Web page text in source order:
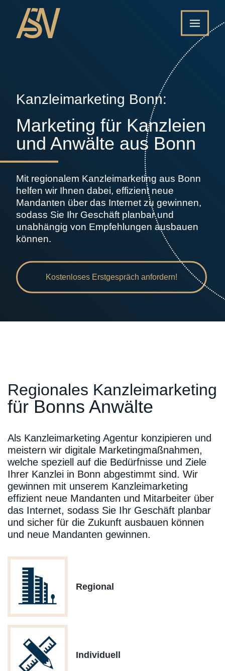
Kanzleimarketing Bonn:
Marketing für Kanzleien
und Anwälte aus Bonn
Mit regionalem Kanzleimarketing aus Bonn
helfen wir Ihnen dabei, effizient neue
Mandanten über das Internet zu gewinnen,
sodass Sie Ihr Geschäft planbar und
unabhängig von Empfehlungen ausbauen
können.
Kostenloses Erstgespräch anfordern!
Regionales Kanzleimarketing
für Bonns Anwälte
Als Kanzleimarketing Agentur konzipieren und
meistern wir digitale Marketingmaßnahmen,
welche speziell auf die Bedürfnisse und Ziele
Ihrer Kanzlei in Bonn abgestimmt sind. Wir
gewinnen mit unserem Kanzleimarketing
effizient neue Mandanten und Mitarbeiter über
das Internet, sodass Sie Ihr Geschäft planbar
und sicher für die Zukunft ausbauen können
und neue Mandanten gewinnen.
Regional
Individuell